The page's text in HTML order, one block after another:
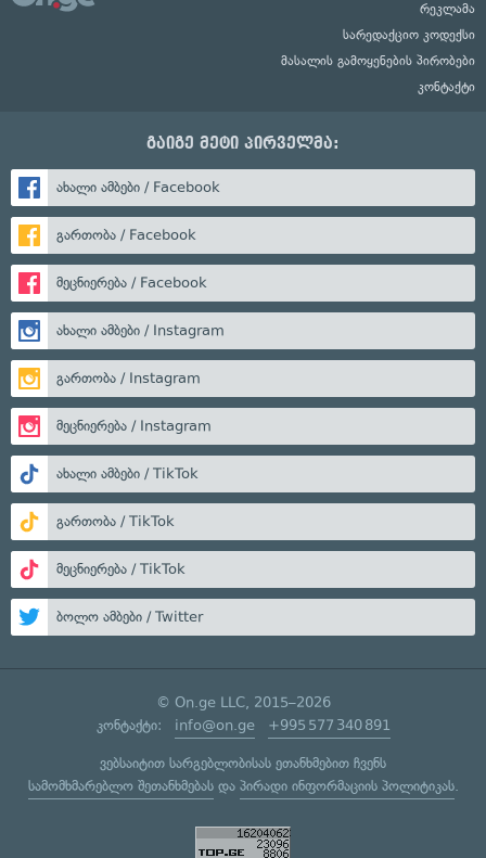
რეკლამა
სარედაქციო კოდექსი
მასალის გამოყენების პირობები
კონტაქტი
გაიგე მეტი პირველმა:
ახალი ამბები / Facebook
გართობა / Facebook
მეცნიერება / Facebook
ახალი ამბები / Instagram
გართობა / Instagram
მეცნიერება / Instagram
ახალი ამბები / TikTok
გართობა / TikTok
მეცნიერება / TikTok
ბოლო ამბები / Twitter
© On.ge LLC, 2015–2026
კონტაქტი: info@on.ge +995 577 340 891
ვებსაიტით სარგებლობისას ეთანხმებით ჩვენს
სამომხმარებლო შეთანხმებასდა პირადი ინფორმაციის პოლიტიკას.